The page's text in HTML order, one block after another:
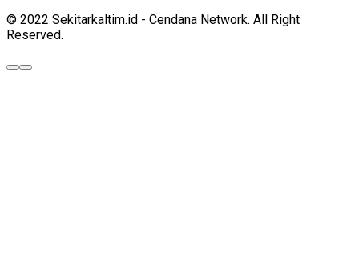
© 2022 Sekitarkaltim.id - Cendana Network. All Right
Reserved.